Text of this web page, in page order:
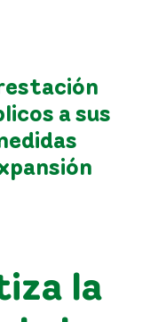
a sus
la